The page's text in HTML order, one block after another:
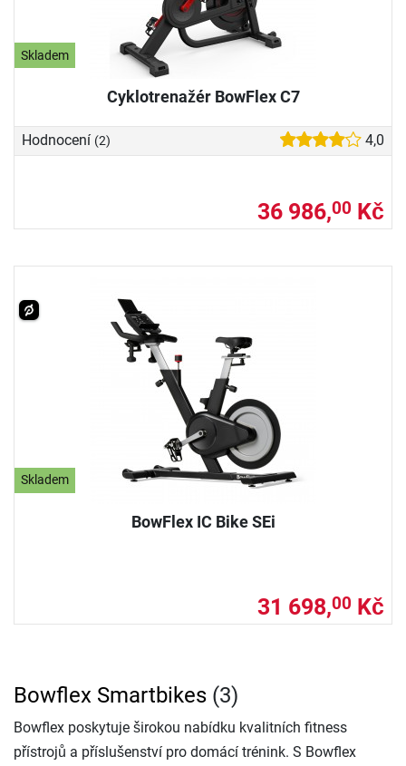
Skladem
Cyklotrenažér BowFlex C7
Hodnocení (2) 4,0
36 986,00 Kč
Skladem
BowFlex IC Bike SEi
31 698,00 Kč
Bowflex Smartbikes (3)
Bowflex poskytuje širokou nabídku kvalitních fitness
přístrojů a příslušenství pro domácí trénink. S Bowflex